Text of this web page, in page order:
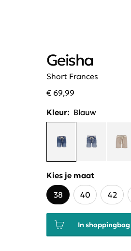
Short Frances
Geisha
€ 69,99
Kleur: Blauw
Kies je maat
38
40 42
In shoppingbag